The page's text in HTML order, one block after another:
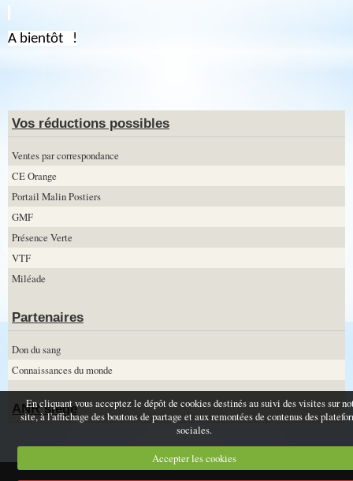
A bientôt !
Vos réductions possibles
Ventes par correspondance
CE Orange
Portail Malin Postiers
GMF
Présence Verte
VTF
Miléade
Partenaires
Don du sang
Connaissances du monde
ANR siège
En cliquant vous acceptez le dépôt de cookies destinés au suivi des visites sur
site, à l'affichage des boutons de partage et aux remontées de contenus des
sociales.
Accepter les cookies